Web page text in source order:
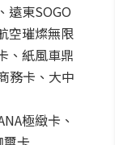
遠東SOGO
空璀燦無限
、紙風車鼎
務卡、大中
極緻卡、